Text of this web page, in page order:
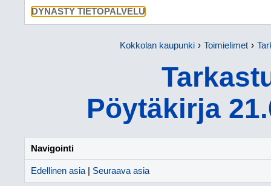
DYNASTY TIETOPALVELU
Kokkolan kaupunki Toimielimet
Pöytäkirja
Navigointi
Edellinen asia Seuraava asia